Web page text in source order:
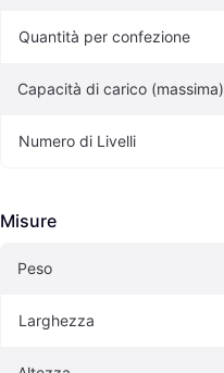
Quantità per confezione
Capacità di carico (massima)
Numero di Livelli
Misure
Peso
Larghezza